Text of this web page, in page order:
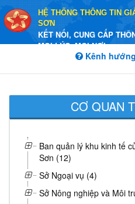
HỆ THỐNG THÔNG TIN
SƠN
KẾT NỐI, CUNG CẤP
MỌI LÚC, MỌI NƠI
Kênh
CƠ QUAN
Ban quản lý khu kinh tế
Sơn (12)
Sở Ngoại vụ (4)
Sở Nông nghiệp và Môi